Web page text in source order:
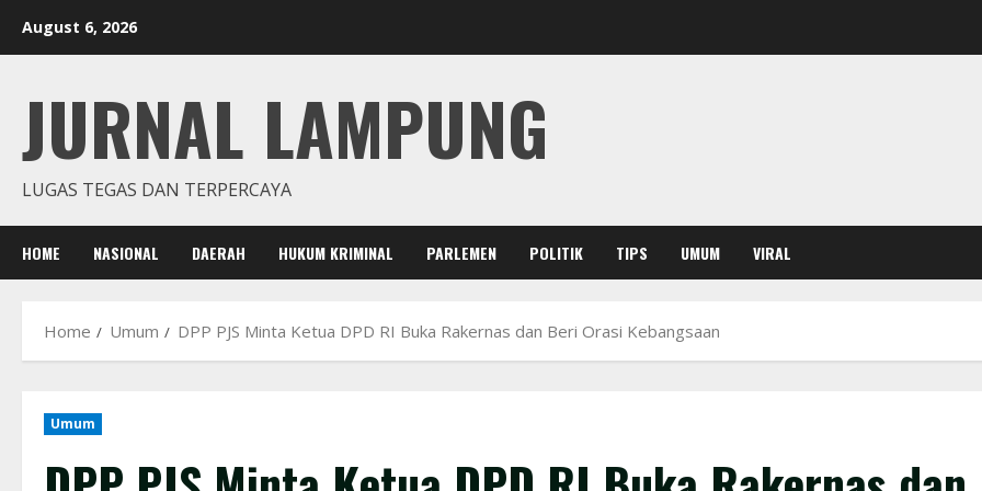
August 6, 2026
JURNAL LAMPUNG
LUGAS TEGAS DAN TERPERCAYA
HOME NASIONAL DAERAH HUKUM KRIMINAL PARLEMEN POLITIK TIPS UMUM VIRAL
Home Umum DPP PJS Minta Ketua DPD RI Buka Rakernas dan Beri Orasi Kebangsaan
Umum